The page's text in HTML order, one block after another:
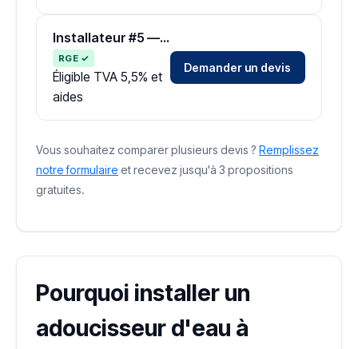
Installateur #5 — Zone Maine-et-Loire
RGE ✓
Éligible TVA 5,5% et
aides
Demander un devis
Vous souhaitez comparer plusieurs devis ? Remplissez
notre formulaire et recevez jusqu'à 3 propositions
gratuites.
Pourquoi installer un
adoucisseur d'eau à